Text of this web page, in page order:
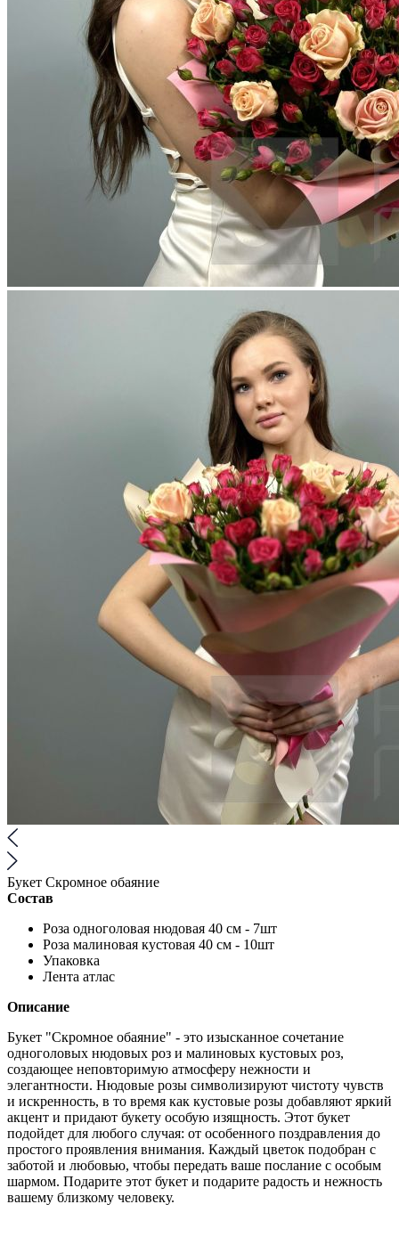
Букет Скромное обаяние
Состав
Роза одноголовая нюдовая 40 см - 7шт
Роза малиновая кустовая 40 см - 10шт
Упаковка
Лента атлас
Описание
Букет "Скромное обаяние" - это изысканное сочетание
одноголовых нюдовых роз и малиновых кустовых роз,
создающее неповторимую атмосферу нежности и
элегантности. Нюдовые розы символизируют чистоту чувств
и искренность, в то время как кустовые розы добавляют яркий
акцент и придают букету особую изящность. Этот букет
подойдет для любого случая: от особенного поздравления до
простого проявления внимания. Каждый цветок подобран с
заботой и любовью, чтобы передать ваше послание с особым
шармом. Подарите этот букет и подарите радость и нежность
вашему близкому человеку.